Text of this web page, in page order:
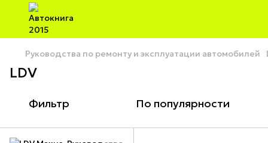
Руководства по ремонту и эксплуатации автомобилей
LDV
Фильтр По популярности